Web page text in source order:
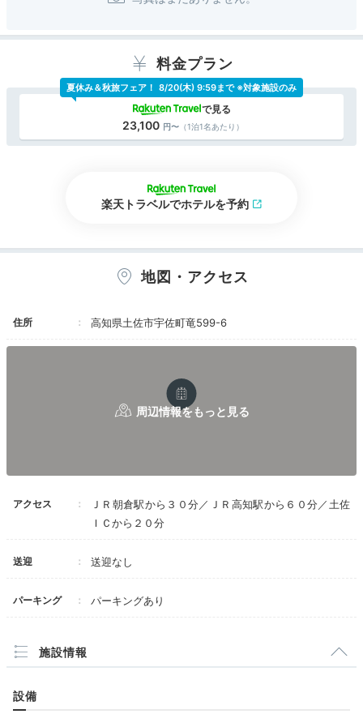
料金プラン
23,100 （1泊1名あたり）
夏休み＆秋旅フェア！ 8/20(木) 9:59まで ※対象施設のみ
楽天トラベルでホテルを予約
地図・アクセス
住所 高知県土佐市宇佐町竜599-6
アクセス
ＪＲ朝倉駅から３０分／ＪＲ高知駅から６０分／土佐
ＩＣから２０分
送迎 送迎なし
パーキング パーキングあり
施設情報
設備